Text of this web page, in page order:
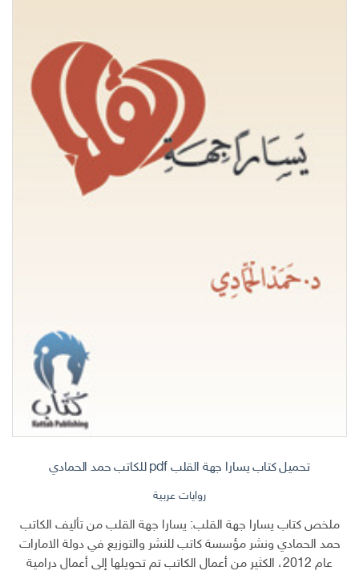
تحميل كتاب يسارا جهة القلب pdf للكاتب حمد الحمادي
روايات عربية
ملخص كتاب يسارا جهة القلب: يسارا جهة القلب من تأليف الكاتب
حمد الحمادي ونشر مؤسسة كاتب للنشر والتوزيع في دولة الامارات
عام 2012، الكثير من أعمال الكاتب تم تحويلها إلى أعمال درامية